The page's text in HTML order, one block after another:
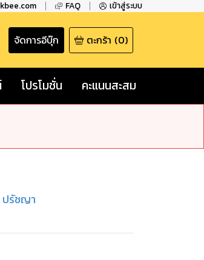
FAQ เข้าสู่ระบบ
จัดการอีบุ๊ก ตะกร้า (0)
โปรโมชั่น คะแนนสะสม
ปรัชญา